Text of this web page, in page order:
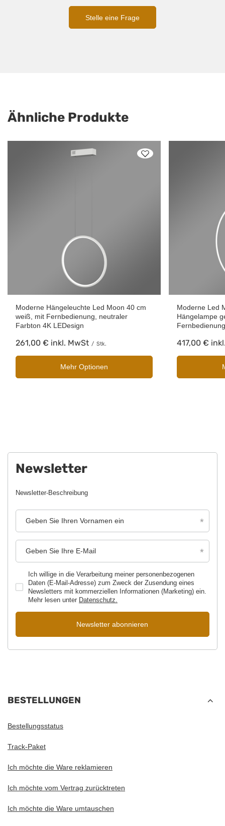
Stelle eine Frage
Ähnliche Produkte
Moderne Hängeleuchte Led Moon 40 cm
weiß, mit Fernbedienung, neutraler
Farbton 4K LEDesign
261,00 € inkl. MwSt / Stk.
Mehr Optionen
Moderne Led
Hängelampe
417,00 €
Newsletter
Newsletter-Beschreibung
Geben Sie Ihren Vornamen ein
Geben Sie Ihre E-Mail
Ich willige in die Verarbeitung meiner personenbezogenen
Daten (E-Mail-Adresse) zum Zweck der Zusendung eines
Newsletters mit kommerziellen Informationen (Marketing) ein.
Mehr lesen unter Datenschutz.
Newsletter abonnieren
BESTELLUNGEN
Bestellungsstatus
Track-Paket
Ich möchte die Ware reklamieren
Ich möchte vom Vertrag zurücktreten
Ich möchte die Ware umtauschen